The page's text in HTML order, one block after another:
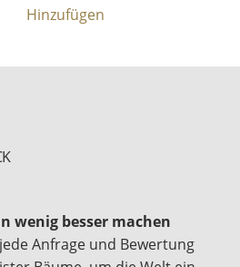
wenig besser machen
Bäume, um die Welt ein
Umfrage 2026 –